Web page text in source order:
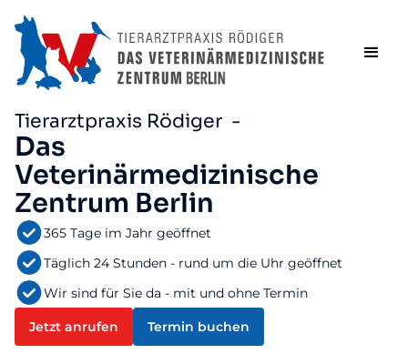
Tierarztpraxis Rödiger -
Das
Veterinärmedizinische
Zentrum Berlin
365 Tage im Jahr geöffnet
Täglich 24 Stunden - rund um die Uhr geöffnet
Wir sind für Sie da - mit und ohne Termin
Jetzt anrufen Termin buchen